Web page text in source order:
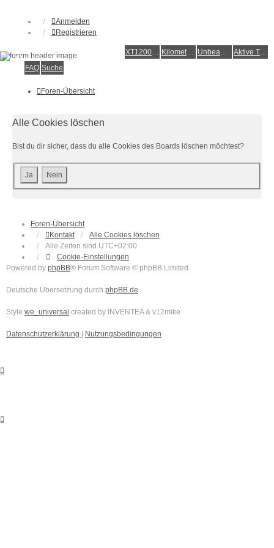
Anmelden
Registrieren
XT1200Z-Wiki Kilometerstatistik Unbeantwortete Themen Aktive Themen
Alles rund um die Yamaha XT1200Z Super Ténéré
FAQ Suche
Foren-Übersicht
Alle Cookies löschen
Bist du dir sicher, dass du alle Cookies des Boards löschen möchtest?
Foren-Übersicht
Kontakt
Alle Cookies löschen
Alle Zeiten sind UTC+02:00
Cookie-Einstellungen
Powered by phpBB® Forum Software © phpBB Limited
Deutsche Übersetzung durch phpBB.de
Style we_universal created by INVENTEA & v12mike
Datenschutzerklärung | Nutzungsbedingungen